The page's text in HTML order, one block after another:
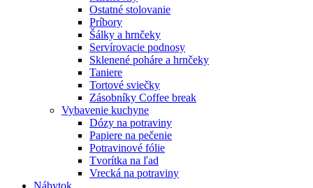
Ostatné stolovanie
Príbory
Šálky a hrnčeky
Servírovacie podnosy
Sklenené poháre a hrnčeky
Taniere
Tortové sviečky
Zásobníky Coffee break
Vybavenie kuchyne
Dózy na potraviny
Papiere na pečenie
Potravinové fólie
Tvorítka na ľad
Vrecká na potraviny
Nábytok